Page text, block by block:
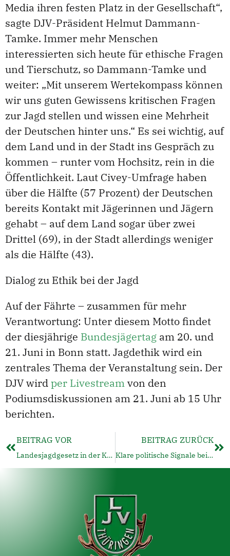
Media ihren festen Platz in der Gesellschaft“,
sagte DJV-Präsident Helmut Dammann-
Tamke. Immer mehr Menschen
interessierten sich heute für ethische Fragen
und Tierschutz, so Dammann-Tamke und
weiter: „Mit unserem Wertekompass können
wir uns guten Gewissens kritischen Fragen
zur Jagd stellen und wissen eine Mehrheit
der Deutschen hinter uns.“ Es sei wichtig, auf
dem Land und in der Stadt ins Gespräch zu
kommen – runter vom Hochsitz, rein in die
Öffentlichkeit. Laut Civey-Umfrage haben
über die Hälfte (57 Prozent) der Deutschen
bereits Kontakt mit Jägerinnen und Jägern
gehabt – auf dem Land sogar über zwei
Drittel (69), in der Stadt allerdings weniger
als die Hälfte (43).
Dialog zu Ethik bei der Jagd
Auf der Fährte – zusammen für mehr
Verantwortung: Unter diesem Motto findet
der diesjährige Bundesjägertag am 20. und
21. Juni in Bonn statt. Jagdethik wird ein
zentrales Thema der Veranstaltung sein. Der
DJV wirdper Livestreamvon den
Podiumsdiskussionen am 21. Juni ab 15 Uhr
berichten.
BEITRAG VOR
Landesjagdgesetz in der Kritik – Jägerschaft ruft zur Großdemo in Mainz auf
BEITRAG ZURÜCK
Klare politische Signale beim Bundesjägertag 2025 in Bonn